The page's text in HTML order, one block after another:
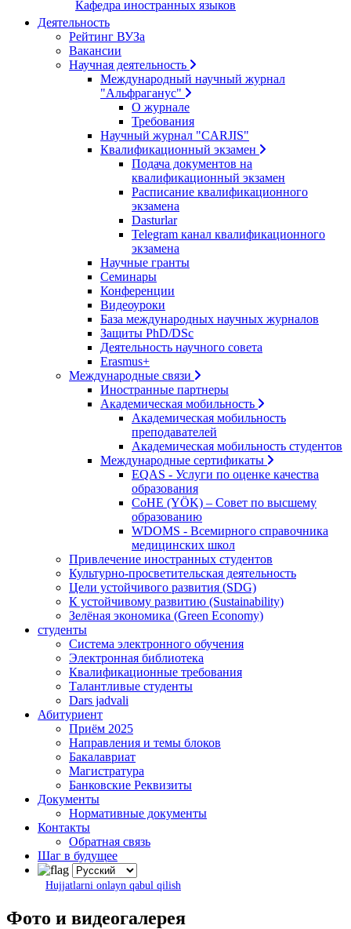
Кафедра иностранных языков
Деятельность
Рейтинг ВУЗа
Вакансии
Научная деятельность
Международный научный журнал
"Альфраганус"
О журнале
Требования
Научный журнал "CARJIS"
Квалификационный экзамен
Подача документов на
квалификационный экзамен
Расписание квалификационного
экзамена
Dasturlar
Telegram канал квалификационного
экзамена
Научные гранты
Семинары
Конференции
Видеоуроки
База международных научных журналов
Защиты PhD/DSc
Деятельность научного совета
Erasmus+
Международные связи
Иностранные партнеры
Академическая мобильность
Академическая мобильность
преподавателей
Академическая мобильность студентов
Международные сертификаты
EQAS - Услуги по оценке качества
образования
CoHE (YÖK) – Совет по высшему
образованию
WDOMS - Всемирного справочника
медицинских школ
Привлечение иностранных студентов
Культурно-просветительская деятельность
Цели устойчивого развития (SDG)
К устойчивому развитию (Sustainability)
Зелёная экономика (Green Economy)
студенты
Система электронного обучения
Электронная библиотека
Квалификационные требования
Талантливые студенты
Dars jadvali
Абитуриент
Приём 2025
Направления и темы блоков
Бакалавриат
Магистратура
Банковские Реквизиты
Документы
Нормативные документы
Контакты
Обратная связь
Шаг в будущее
Hujjatlarni onlayn qabul qilish
Фото и видеогалерея